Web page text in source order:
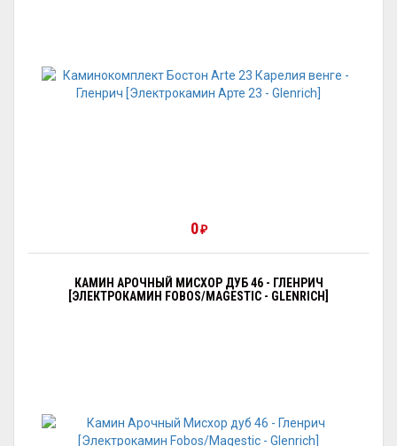
0₽
КАМИН АРОЧНЫЙ МИСХОР ДУБ 46 - ГЛЕНРИЧ
[ЭЛЕКТРОКАМИН FOBOS/MAGESTIC - GLENRICH]